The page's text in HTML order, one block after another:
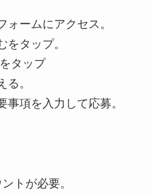
ォームにアクセス。
をタップ。
タップ
る。
事項を入力して応募。
トが必要。